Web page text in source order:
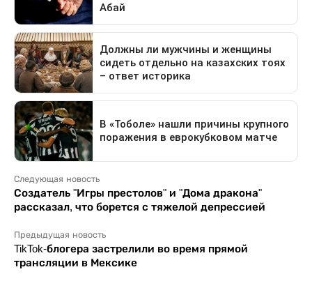
Следующая новость
Создатель "Игры престолов" и "Дома дракона"
рассказал, что борется с тяжелой депрессией
Предыдущая новость
TikTok-блогера застрелили во время прямой
трансляции в Мексике